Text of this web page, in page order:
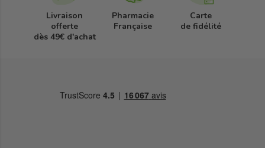
Livraison
offerte
dès 49€ d'achat
Pharmacie
Française
Carte
de fidélité